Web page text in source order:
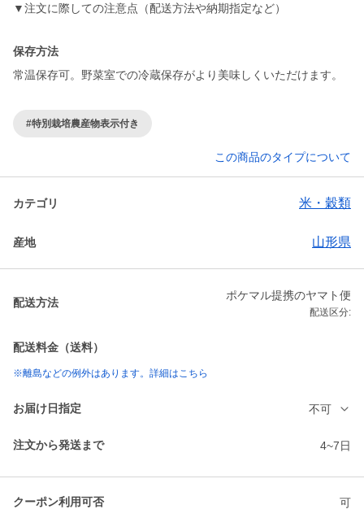
▼注文に際しての注意点（配送方法や納期指定など）
保存方法
#特別栽培農産物表示付き
この商品のタイプについて
カテゴリ 米・穀類
産地 山形県
配送方法
ポケマル提携のヤマト便
配送区分:
配送料金（送料）
※離島などの例外はあります。詳細はこちら
お届け日指定 不可
注文から発送まで 4~7日
クーポン利用可否 可